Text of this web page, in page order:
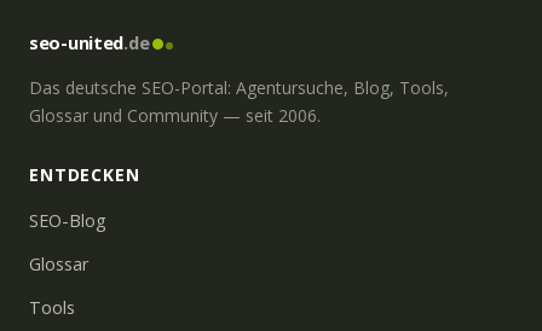
seo-united.de
Das deutsche SEO-Portal: Agentursuche, Blog, Tools,
Glossar und Community — seit 2006.
ENTDECKEN
SEO-Blog
Glossar
Tools